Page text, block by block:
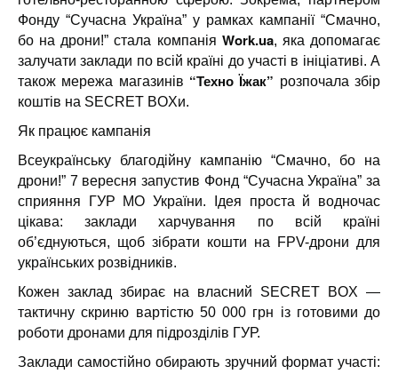
Фонду “Сучасна Україна” у рамках кампанії “Смачно,
бо на дрони!” стала компанія Work.ua, яка допомагає
залучати заклади по всій країні до участі в ініціативі. А
також мережа магазинів “Техно Їжак” розпочала збір
коштів на SECRET BOXи.
Як працює кампанія
Всеукраїнську благодійну кампанію “Смачно, бо на
дрони!” 7 вересня запустив Фонд “Сучасна Україна” за
сприяння ГУР МО України. Ідея проста й водночас
цікава: заклади харчування по всій країні
об’єднуються, щоб зібрати кошти на FPV-дрони для
українських розвідників.
Кожен заклад збирає на власний SECRET BOX —
тактичну скриню вартістю 50 000 грн із готовими до
роботи дронами для підрозділів ГУР.
Заклади самостійно обирають зручний формат участі: